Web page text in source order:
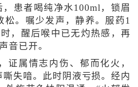
，患者喝纯净水100ml，锁眉
松。嘱少发声，静养。服药1
，醒后喉中已无灼热感，再
音已开。
证属情志内伤、郁而化火，
失喑。此时阴液亏损。经内